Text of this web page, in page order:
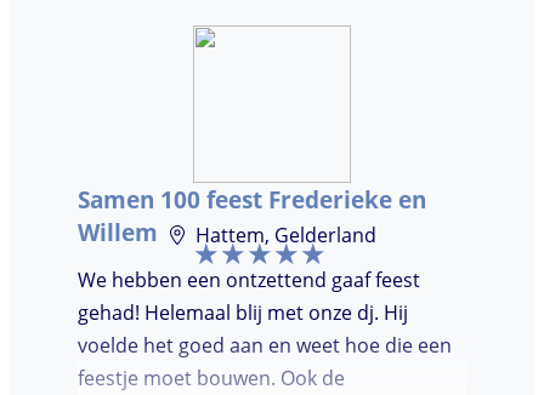
je geld. De gasten vroegen zich af waar ik
Samen 100 feest Frederieke en
Willem
Hattem, Gelderland
We hebben een ontzettend gaaf feest
gehad! Helemaal blij met onze dj. Hij
voelde het goed aan en weet hoe die een
feestje moet bouwen. Ook de